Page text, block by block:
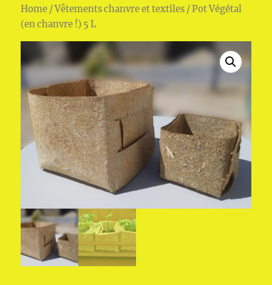
Home /Vêtements chanvre et textiles / Pot Végétal
(en chanvre !) 5 L